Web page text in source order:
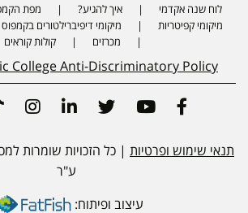
לוח שנה אקדמי איך להגיע?
מפת
מיקומי קפיטריות
מיקומי דיפיברילטורים בקמפוס
מכרזים
קולות קוראים
College Anti-Discriminatory Policy
עיצוב ופיתוח:
תנאי שימוש ופרטיות | כל הזכויות שומרות
ע"ר
Facebook
Youtube
Twitter
Linkedin